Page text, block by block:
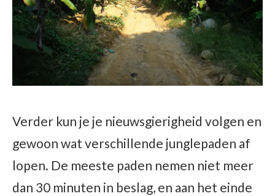
Verder kun je je nieuwsgierigheid volgen en
gewoon wat verschillende junglepaden af
lopen. De meeste paden nemen niet meer
dan 30 minuten in beslag, en aan het einde